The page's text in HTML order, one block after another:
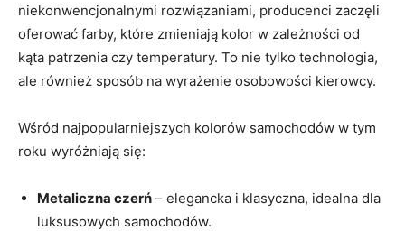
niekonwencjonalnymi rozwiązaniami, producenci zaczęli
oferować farby, które zmieniają kolor w zależności od
kąta patrzenia czy temperatury. To nie tylko technologia,
ale również sposób na wyrażenie osobowości kierowcy.
Wśród najpopularniejszych kolorów samochodów w tym
roku wyróżniają się:
Metaliczna czerń – elegancka i klasyczna, idealna dla
luksusowych samochodów.